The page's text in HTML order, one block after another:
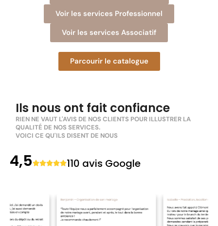
Voir les services Professionnel
Voir les services Associatif
Parcourir le catalogue
RIEN NE VAUT L'AVIS DE NOS CLIENTS POUR ILLUSTRER LA
QUALITÉ DE NOS SERVICES.
VOICI CE QU'ILS DISENT DE NOUS
Ils nous ont fait confiance
4,5/110 avis Google